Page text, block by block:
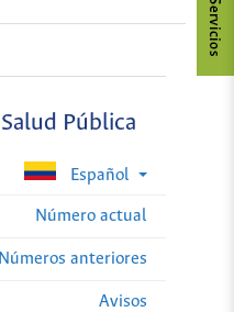
Pública
Español
Número actual
Números anteriores
Avisos